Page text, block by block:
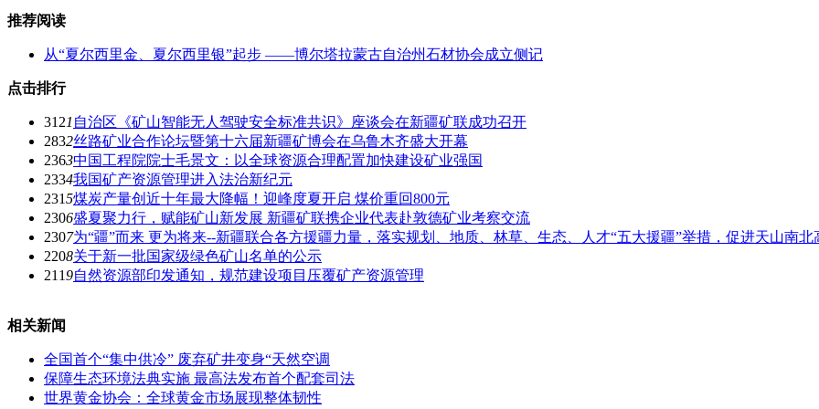
推荐阅读
从“夏尔西里金、夏尔西里银”起步 ——博尔塔拉蒙古自治州石材协会成立侧记
点击排行
3121 自治区《矿山智能无人驾驶安全标准共识》座谈会在新疆矿联成功召开
2832丝路矿业合作论坛暨第十六届新疆矿博会在乌鲁木齐盛大开幕
2363中国工程院院士毛景文：以全球资源合理配置加快建设矿业强国
2334我国矿产资源管理进入法治新纪元
2315煤炭产量创近十年最大降幅！迎峰度夏开启 煤价重回800元
2306盛夏聚力行，赋能矿山新发展 新疆矿联携企业代表赴敦德矿业考察交流
2307为“疆”而来 更为将来--新疆联合各方援疆力量，落实规划、地质、林草、生态、人才“五大援疆”举措，促进天山南北
2208关于新一批国家级绿色矿山名单的公示
2119自然资源部印发通知，规范建设项目压覆矿产资源管理
相关新闻
全国首个“集中供冷” 废弃矿井变身“天然空调
保障生态环境法典实施 最高法发布首个配套司法
世界黄金协会：全球黄金市场展现整体韧性